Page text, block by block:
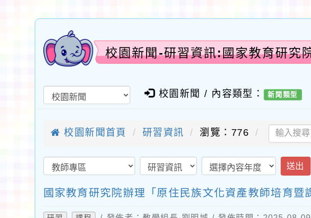
校園新聞-研習資訊:國家教育研究
校園新聞 / 內容類型： 新聞類型
校園新聞首頁 研習資訊 瀏覽：776
送出
國家教育研究院辦理「原住民族文化資產教師培育